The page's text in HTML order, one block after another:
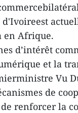
en Afrique.
d’intérêt
et la
Vu
de
renforcer la